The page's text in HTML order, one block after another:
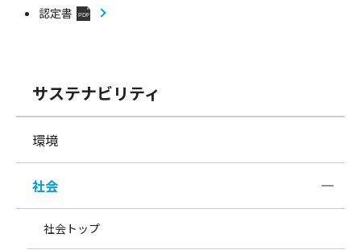
認定書
PDF
サステナビリティ
環境
社会
社会トップ